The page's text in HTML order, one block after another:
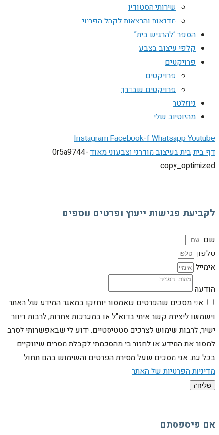
שירותי הסטודיו
סדנאות והרצאות לקהל הפרטי
הספר “להרגיש בית”
קלפי עיצוב בצבע
פרויקטים
פרויקטים
פרויקטים שבדרך
ניוזלטר
מהיוטיוב שלי
InstagramFacebook-fWhatsappYoutube
דף ביתבית בעיצוב מודרני וצבעוני מאוד 0r5a9744-
copy_optimized
לקביעת פגישות ייעוץ ופרטים נוספים
שם
טלפון
אימייל
הודעה
אני מסכים שהפרטים שאמסור יוחזקו במאגר המידע של האתר
וישמשו ליצירת קשר איתי בדוא"ל או במערכות אחרות, לרבות דיוור
ישיר, לרבות שימוש לצרכים סטטיסטיים. ידוע לי שבאפשרותי לסרב
למסור את המידע או לחזור בי מהסכמתי לקבלת מסרים שיווקיים
בכל עת. אני מסכים שעל מסירת הפרטים והשימוש בהם תחול
מדיניות הפרטיות של האתר.
שליחה
אם פיספסתם